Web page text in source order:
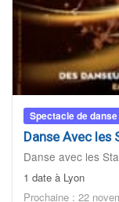
Spectacle de danse
Danse Avec les
Danse avec les
1 date à Lyon
Prochaine : 22